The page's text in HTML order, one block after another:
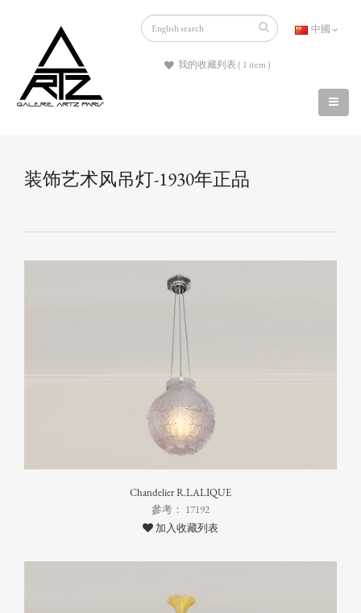
中國
我的收藏列表 ( 1 item )
装饰艺术风吊灯-1930年正品
Chandelier R.LALIQUE
參考： 17192
加入收藏列表